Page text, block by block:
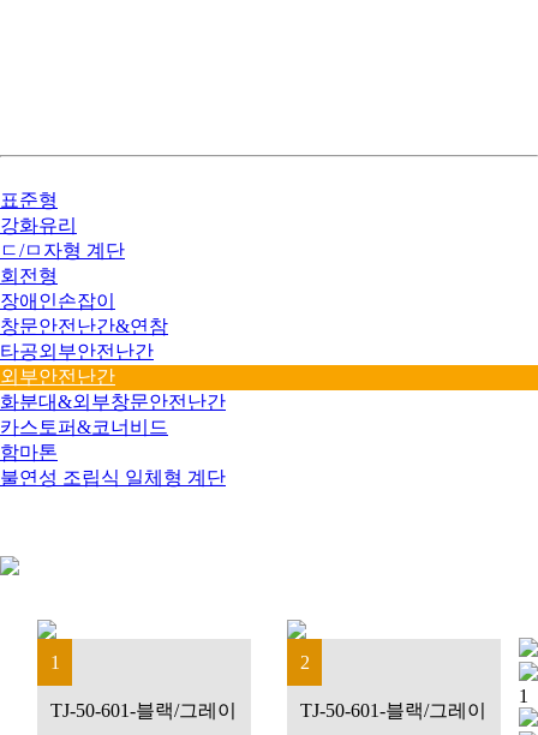
표준형
강화유리
ㄷ/ㅁ자형 계단
회전형
장애인손잡이
창문안전난간&연참
타공외부안전난간
외부안전난간
화분대&외부창문안전난간
카스토퍼&코너비드
함마톤
불연성 조립식 일체형 계단
1
TJ-50-601-블랙/그레이
2
TJ-50-601-블랙/그레이
1